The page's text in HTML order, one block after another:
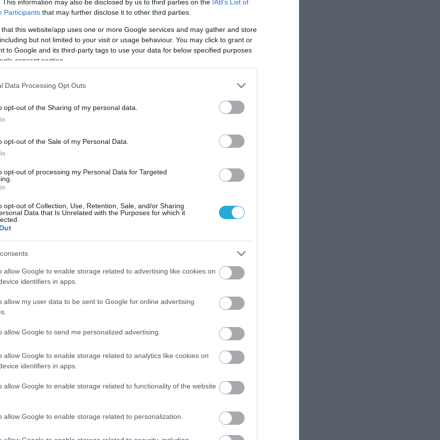
This information may also be disclosed by us to third parties on the IAB’s List of
Participants that may further disclose it to other third parties.
that this website/app uses one or more Google services and may gather and store
but not limited to your visit or usage behaviour. You may click to grant or
to Google and its third-party tags to use your data for below specified purposes
consent section.
Data Processing Opt Outs
opt-out of the Sharing of my personal data.
opt-out of the Sale of my Personal Data.
opt-out of processing my Personal Data for Targeted
opt-out of Collection, Use, Retention, Sale, and/or Sharing
Data that Is Unrelated with the Purposes for which it
allow Google to enable storage related to advertising like cookies on
identifiers in apps.
allow my user data to be sent to Google for online advertising
allow Google to send me personalized advertising.
allow Google to enable storage related to analytics like cookies on
identifiers in apps.
allow Google to enable storage related to functionality of the website
allow Google to enable storage related to personalization.
χωρίς γάλα ή αυγά. Ψάξτε μέσα, κατά την
τους κρεατοφάγους
από τους vegans προς τους non-
εμπειρικά δεδομένα σχετικά με το πώς
Σύμφωνα με μια μελέτη του 2015 στο Group
αντιμετωπίζονται με παρόμοια
ομάδες όπως οι χρήστες ναρκωτικών, οι
που εξέτασε την προκατάληψη κατά των
έβλεπαν τους βίγκαν και τους
— ειδικά εκείνους με εξέχοντες
και τα δικαιώματα των ζώων. Τα δεξιά
αντιπάθεια για τους vegans και τους
να τρως vegan είναι ακριβό
διατροφή είναι σημαντικά πιο ακριβή από μια
δημοσιεύτηκε στο The Lancet Planetary Health
δίαιτες σε χώρες υψηλού εισοδήματος
δημητριακά και όσπρια. Ωστόσο, αυτή η
των εναλλακτικών κρεάτων, τα οποία απαιτούν
τους, αλλά συνήθως έχουν υψηλότερη τιμή.
τρόφιμα φυτικής προέλευσης στη
να περιηγηθείτε στους διαδρόμους με